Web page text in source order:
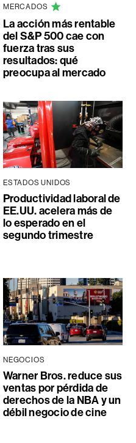
MERCADOS
La acción más rentable
del S&P 500 cae con
fuerza tras sus
resultados: qué
preocupa al mercado
ESTADOS UNIDOS
Productividad laboral de
EE.UU. acelera más de
lo esperado en el
segundo trimestre
NEGOCIOS
Warner Bros. reduce sus
ventas por pérdida de
derechos de la NBA y un
débil negocio de cine